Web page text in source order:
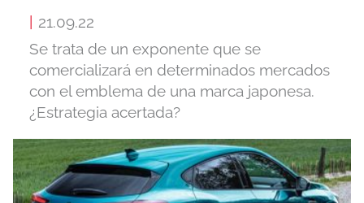
21.09.22
Se trata de un exponente que se
comercializará en determinados mercados
con el emblema de una marca japonesa.
¿Estrategia acertada?